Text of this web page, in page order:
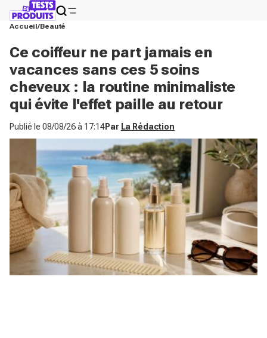
Accueil Beauté
Ce coiffeur ne part jamais en
vacances sans ces 5 soins
cheveux : la routine minimaliste
qui évite l'effet paille au retour
Publié le 08/08/26 à 17:14Par La Rédaction